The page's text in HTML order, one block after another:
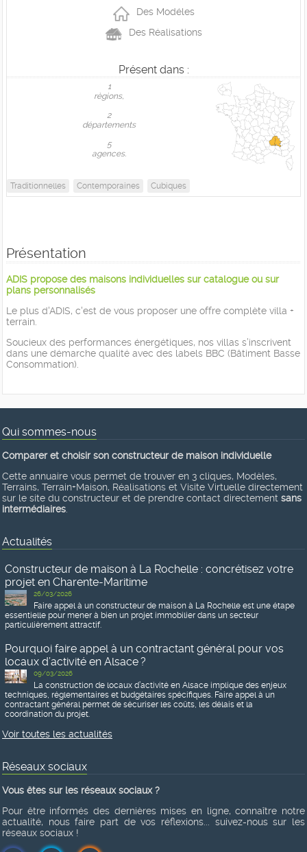
Des Modéles
Des Réalisations
Présent dans :
1
règions,
2
départements
5
agences.
Traditionnelles Contemporaines Cubiques
Présentation
ADIS propose des maisons individuelles sur catalogue ou sur
plans personnalisés
Le plus d'ADIS, c'est de vous proposer une offre complète villa +
terrain.
Soucieux des performances énergétiques, nos villas s’inscrivent
dans une démarche qualité avec des labels BBC (Bâtiment Basse
Consommation).
Qui sommes-nous
Comparer et choisir son constructeur de maison individuelle
Cette annuaire vous permet de trouver en 3 cliques, Modèles,
Terrains, Terrain+Maison, Réalisations et Visite Virtuelle directement
sur le site du constructeur et de prendre contact directement sans
intermédiaires.
Actualités
Constructeur de maison à La Rochelle : concrétisez votre
projet en Charente-Maritime
26/03/2026
Faire appel à un constructeur de maison à La Rochelle est une étape
essentielle pour mener à bien un projet immobilier dans un secteur
particulièrement attractif.
Pourquoi faire appel à un contractant général pour vos
locaux d’activité en Alsace ?
09/03/2026
La construction de locaux d’activité en Alsace implique des enjeux
techniques, réglementaires et budgétaires spécifiques. Faire appel à un
contractant général permet de sécuriser les coûts, les délais et la
coordination du projet.
Voir toutes les actualités
Réseaux sociaux
Vous êtes sur les réseaux sociaux ?
Pour être informés des dernières mises en ligne, connaître notre
actualité, nous faire part de vos réflexions... suivez-nous sur les
réseaux sociaux !